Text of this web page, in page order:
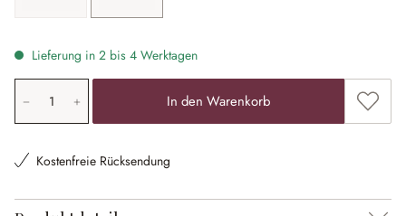
Lieferung in 2 bis 4 Werktagen
Produkt Anzahl: Gib den gewünschten Wert ein oder
In den Warenkorb Zum
Kostenfreie Rücksendung